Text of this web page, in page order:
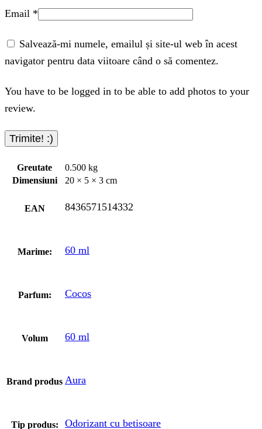
Email *
Salvează-mi numele, emailul și site-ul web în acest
navigator pentru data viitoare când o să comentez.
You have to be logged in to be able to add photos to your
review.
Greutate
0.500 kg
Dimensiuni
20 × 5 × 3 cm
EAN 8436571514332
Marime: 60 ml
Parfum: Cocos
Volum 60 ml
Brand produs Aura
Tip produs: Odorizant cu betisoare